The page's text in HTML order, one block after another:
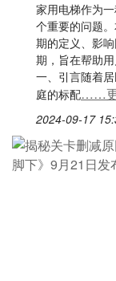
家用电梯作为
个重要的问题
期的定义、影
期，旨在帮助
一、引言随着
庭的标配……
2024-09-17